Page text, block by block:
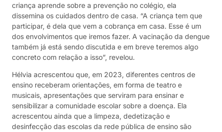
criança aprende sobre a prevenção no colégio, ela
dissemina os cuidados dentro de casa. “A criança tem que
participar, é dela que vem a cobrança em casa. Esse é um
dos envolvimentos que iremos fazer. A vacinação da dengue
também já está sendo discutida e em breve teremos algo
concreto com relação a isso”, revelou.
Hélvia acrescentou que, em 2023, diferentes centros de
ensino receberam orientações, em forma de teatro e
musicais, apresentações que serviram para ensinar e
sensibilizar a comunidade escolar sobre a doença. Ela
acrescentou ainda que a limpeza, dedetização e
desinfecção das escolas da rede pública de ensino são